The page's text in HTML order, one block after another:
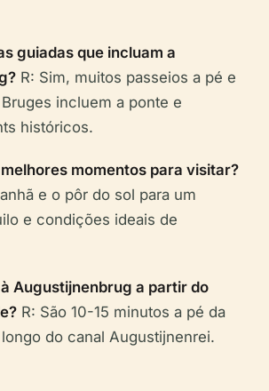
guiadas que incluam a
R: Sim, muitos passeios a pé e
incluem a ponte e
históricos.
melhores momentos para visitar?
e o pôr do sol para um
e condições ideais de
Augustijnenbrug a partir do
R: São 10-15 minutos a pé da
do canal Augustijnenrei.